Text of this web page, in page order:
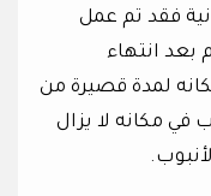
فقد تم عمل
بعد انتهاء
لمدة قصيرة من
في مكانه لا يزال